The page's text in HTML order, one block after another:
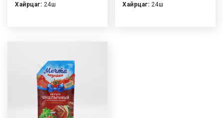
Хайрцаг: 24ш
Хайрцаг: 24ш